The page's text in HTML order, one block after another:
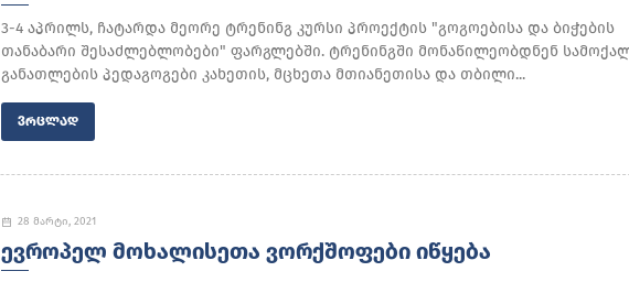
3-4 აპრილს, ჩატარდა მეორე ტრენინგ კურსი პროექტის "გოგოებისა და ბიჭების
თანაბარი შესაძლებლობები" ფარგლებში. ტრენინგში მონაწილეობდნენ
განათლების პედაგოგები კახეთის, მცხეთა მთიანეთისა და თბილი...
ᲕᲠᲪᲚᲐᲓ
28 მარტი, 2021
ᲔᲕᲠᲝᲞᲔᲚ ᲛᲝᲮᲐᲚᲘᲡᲔᲗᲐ ᲕᲝᲠᲥᲨᲝᲤᲔᲑᲘ ᲘᲬᲧᲔᲑᲐ